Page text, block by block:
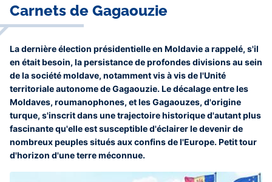
Carnets de Gagaouzie
La dernière élection présidentielle en Moldavie a rappelé, s'il
en était besoin, la persistance de profondes divisions au sein
de la société moldave, notamment vis à vis de l'Unité
territoriale autonome de Gagaouzie. Le décalage entre les
Moldaves, roumanophones, et les Gagaouzes, d'origine
turque, s'inscrit dans une trajectoire historique d'autant plus
fascinante qu'elle est susceptible d'éclairer le devenir de
nombreux peuples situés aux confins de l'Europe. Petit tour
d'horizon d'une terre méconnue.